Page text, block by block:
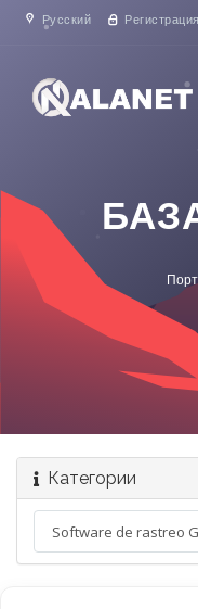
Русский Регистрация
Категории